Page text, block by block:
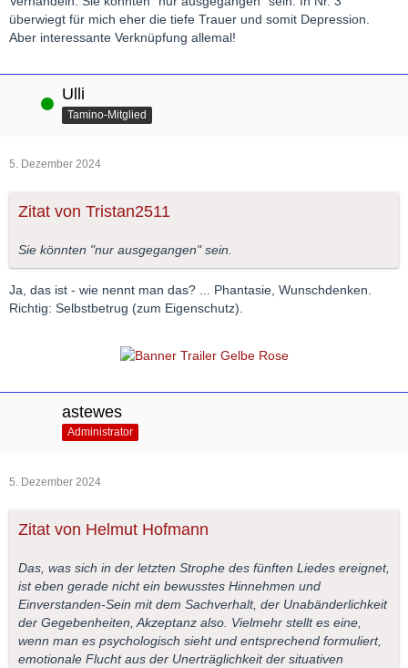
überwiegt für mich eher die tiefe Trauer und somit Depression.
Aber interessante Verknüpfung allemal!
Online Ulli
Tamino-Mitglied
5. Dezember 2024
Zitat von Tristan2511
Sie könnten "nur ausgegangen" sein.
Ja, das ist - wie nennt man das? ... Phantasie, Wunschdenken.
Richtig: Selbstbetrug (zum Eigenschutz).
astewes
Administrator
5. Dezember 2024
Zitat von Helmut Hofmann
Das, was sich in der letzten Strophe des fünften Liedes ereignet,
ist eben gerade nicht ein bewusstes Hinnehmen und
Einverstanden-Sein mit dem Sachverhalt, der Unabänderlichkeit
der Gegebenheiten, Akzeptanz also. Vielmehr stellt es eine,
wenn man es psychologisch sieht und entsprechend formuliert,
emotionale Flucht aus der Unerträglichkeit der situativen